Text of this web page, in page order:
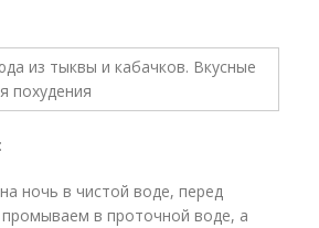
ночь в чистой воде, перед
в проточной воде, а